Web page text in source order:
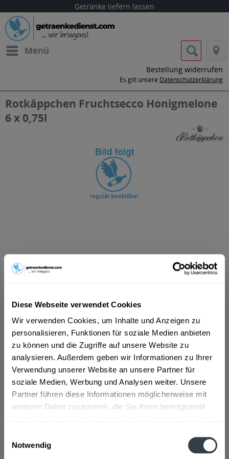
Diese Webseite verwendet Cookies
Wir verwenden Cookies, um Inhalte und Anzeigen zu
personalisieren, Funktionen für soziale Medien anbieten
zu können und die Zugriffe auf unsere Website zu
analysieren. Außerdem geben wir Informationen zu Ihrer
Verwendung unserer Website an unsere Partner für
soziale Medien, Werbung und Analysen weiter. Unsere
Partner führen diese Informationen möglicherweise mit
weiteren Daten zusammen, die Sie ihnen bereitgestellt
Notwendig
Getränke liefern lassen
Menü
Bestellung widerrufen
Es gilt unsere Datenschutzerklärung
Rotkäppchen Fruchtsecco Honigmelone
6 x 0,75l
ab 101,01 € *
Vorrätig
In denWarenkorb
Artikel-Nr.:
32438
Verfügbar in:
Beschreibung
mehr
Enthält SULFITE